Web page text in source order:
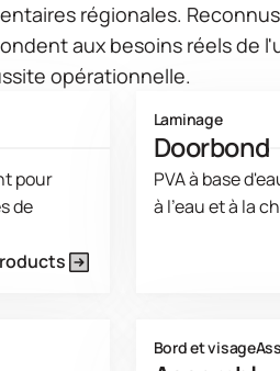
régionales.
aux besoins réels de
opérationnelle.
pour
de
Laminage
Doorbond
PVA à base
à l'eau et à la
Bord et visage